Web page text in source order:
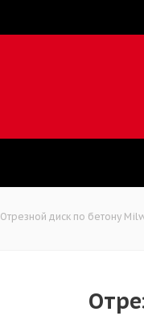
Отрезной диск по бетону